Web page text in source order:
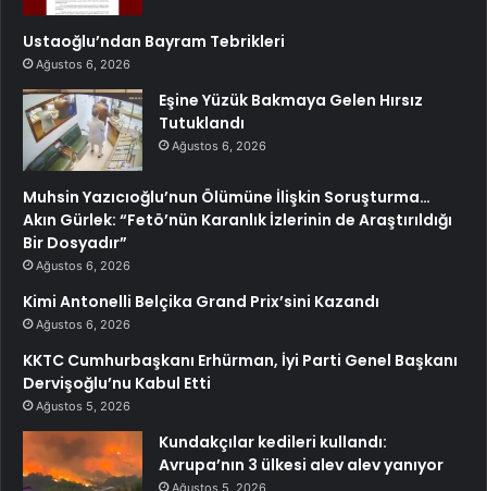
Ustaoğlu’ndan Bayram Tebrikleri
Ağustos 6, 2026
Eşine Yüzük Bakmaya Gelen Hırsız
Tutuklandı
Ağustos 6, 2026
Muhsin Yazıcıoğlu’nun Ölümüne İlişkin Soruşturma…
Akın Gürlek: “Fetö’nün Karanlık İzlerinin de Araştırıldığı
Bir Dosyadır”
Ağustos 6, 2026
Kimi Antonelli Belçika Grand Prix’sini Kazandı
Ağustos 6, 2026
KKTC Cumhurbaşkanı Erhürman, İyi Parti Genel Başkanı
Dervişoğlu’nu Kabul Etti
Ağustos 5, 2026
Kundakçılar kedileri kullandı:
Avrupa’nın 3 ülkesi alev alev yanıyor